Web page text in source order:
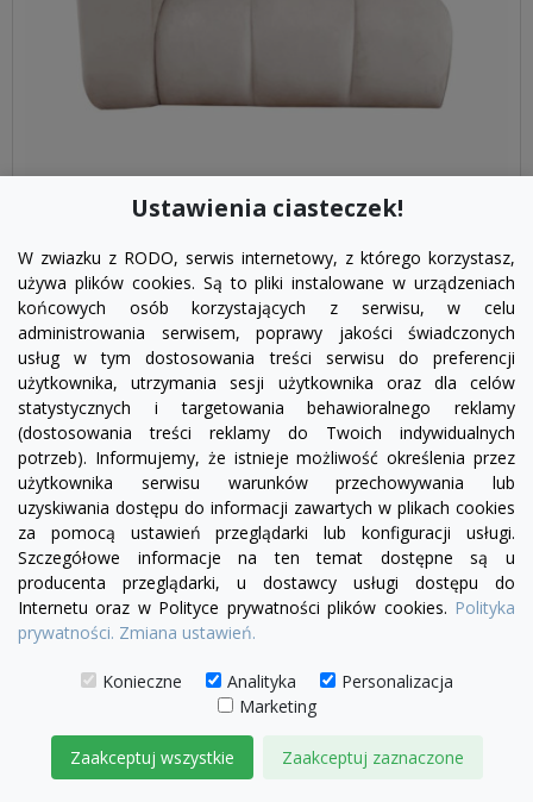
Fotel Serena bez boku | sofa modułowa - element
prosty SL/SP
1 780,00 zł
DODAJ DO KOSZYKA
Ustawienia ciasteczek!
W zwiazku z RODO, serwis internetowy, z którego korzystasz,
używa plików cookies. Są to pliki instalowane w urządzeniach
końcowych osób korzystających z serwisu, w celu
administrowania serwisem, poprawy jakości świadczonych
usług w tym dostosowania treści serwisu do preferencji
użytkownika, utrzymania sesji użytkownika oraz dla celów
statystycznych i targetowania behawioralnego reklamy
(dostosowania treści reklamy do Twoich indywidualnych
potrzeb). Informujemy, że istnieje możliwość określenia przez
użytkownika serwisu warunków przechowywania lub
uzyskiwania dostępu do informacji zawartych w plikach cookies
za pomocą ustawień przeglądarki lub konfiguracji usługi.
Szczegółowe informacje na ten temat dostępne są u
producenta przeglądarki, u dostawcy usługi dostępu do
Internetu oraz w Polityce prywatności plików cookies. Polityka
prywatności. Zmiana ustawień.
Konieczne Analityka
Personalizacja
Marketing
Zaakceptuj wszystkie Zaakceptuj zaznaczone